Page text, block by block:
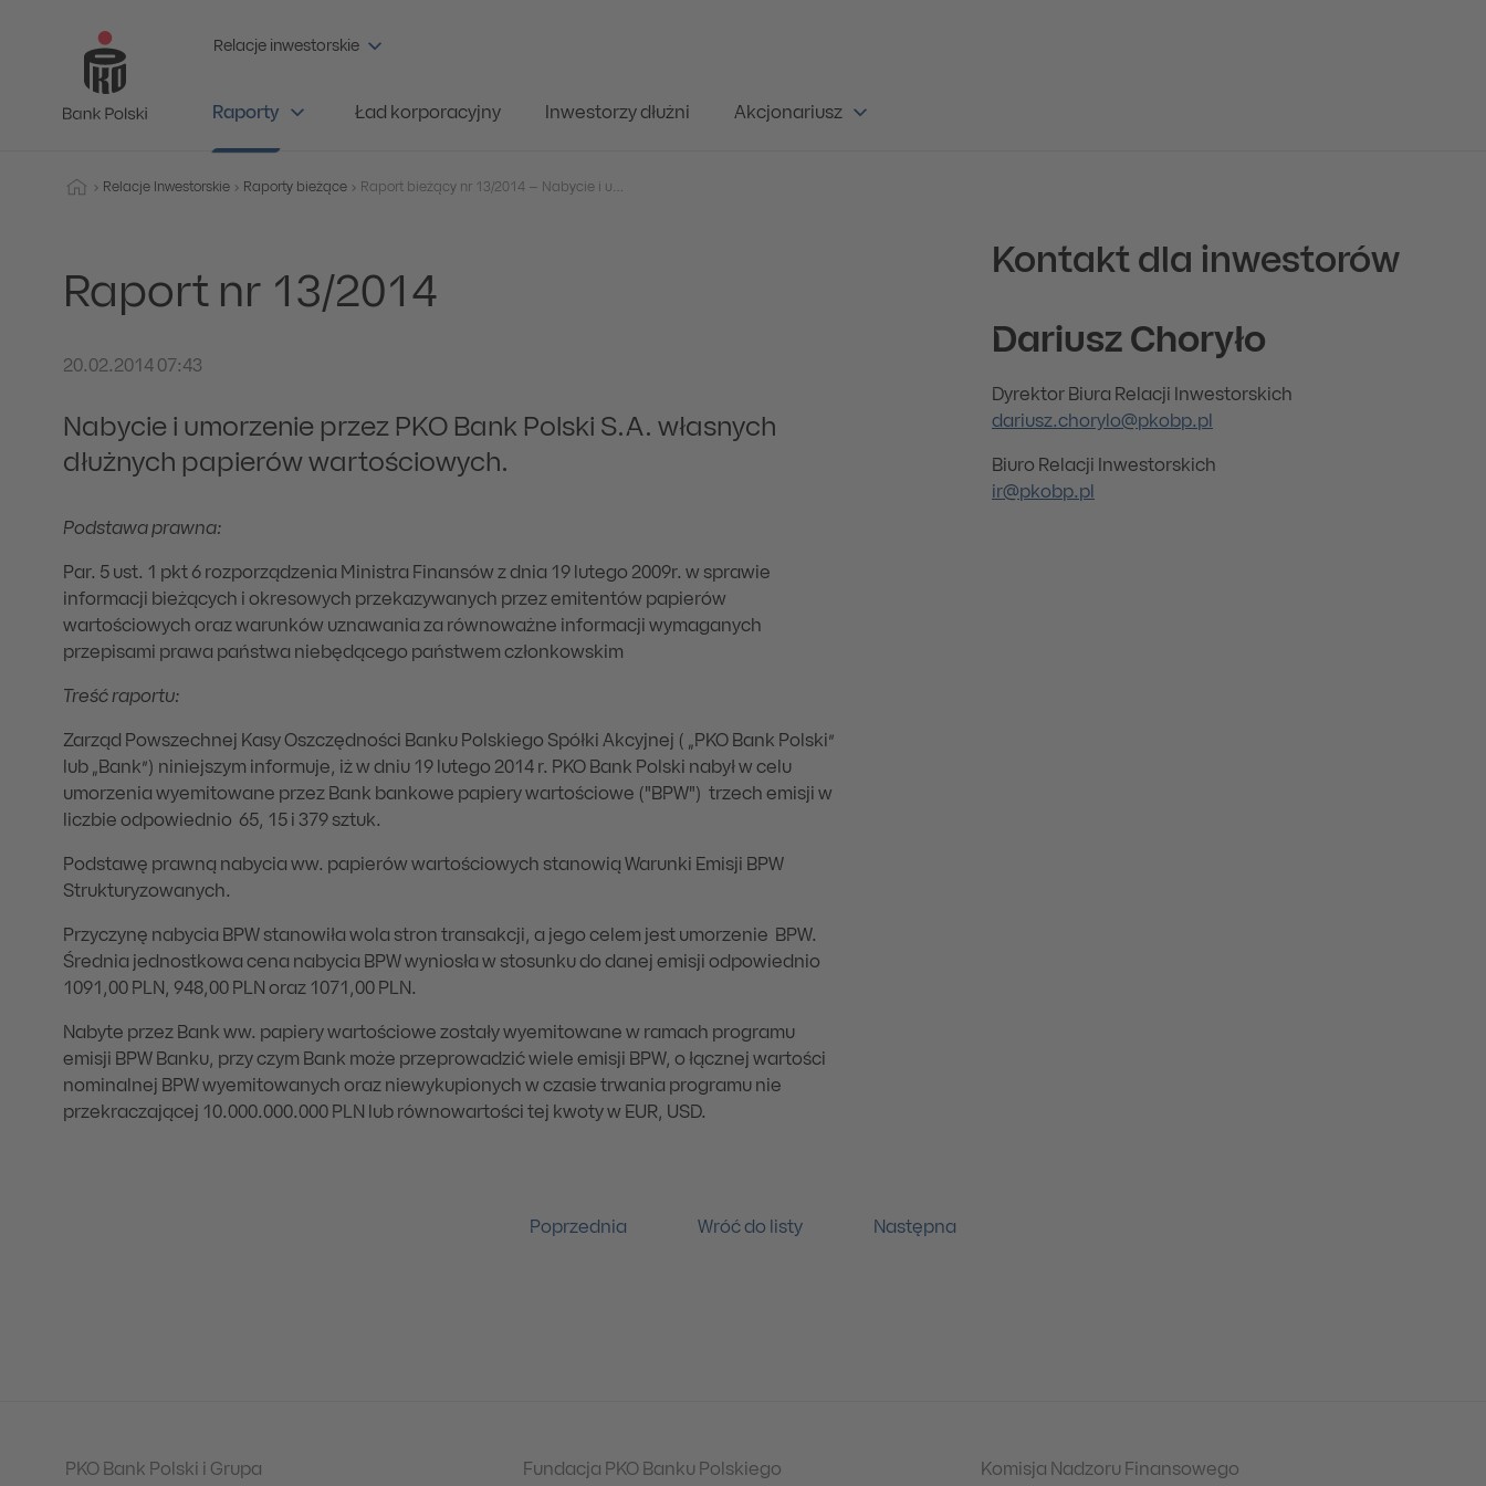
Relacje inwestorskie
Raporty Ład korporacyjny Inwestorzy dłużni Akcjonariusz
Relacje Inwestorskie Raporty bieżące
Raport nr 13/2014
20.02.2014 07:43
Nabycie i umorzenie przez PKO Bank Polski S.A. własnych
dłużnych papierów wartościowych.
Podstawa prawna:
Par. 5 ust. 1 pkt 6 rozporządzenia Ministra Finansów z dnia 19 lutego 2009r. w sprawie
informacji bieżących i okresowych przekazywanych przez emitentów papierów
wartościowych oraz warunków uznawania za równoważne informacji wymaganych
przepisami prawa państwa niebędącego państwem członkowskim
Treść raportu:
Zarząd Powszechnej Kasy Oszczędności Banku Polskiego Spółki Akcyjnej ( „PKO Bank Polski”
lub „Bank”) niniejszym informuje, iż w dniu 19 lutego 2014 r. PKO Bank Polski nabył w celu
umorzenia wyemitowane przez Bank bankowe papiery wartościowe ("BPW") trzech emisji w
liczbie odpowiednio 65, 15 i 379 sztuk.
Podstawę prawną nabycia ww. papierów wartościowych stanowią Warunki Emisji BPW
Strukturyzowanych.
Przyczynę nabycia BPW stanowiła wola stron transakcji, a jego celem jest umorzenie BPW.
Średnia jednostkowa cena nabycia BPW wyniosła w stosunku do danej emisji odpowiednio
1091,00 PLN, 948,00 PLN oraz 1071,00 PLN.
Nabyte przez Bank ww. papiery wartościowe zostały wyemitowane w ramach programu
emisji BPW Banku, przy czym Bank może przeprowadzić wiele emisji BPW, o łącznej wartości
nominalnej BPW wyemitowanych oraz niewykupionych w czasie trwania programu nie
przekraczającej 10.000.000.000 PLN lub równowartości tej kwoty w EUR, USD.
Kontakt dla inwestorów
Dariusz Choryło
Dyrektor Biura Relacji Inwestorskich
dariusz.chorylo@pkobp.pl
Biuro Relacji Inwestorskich
ir@pkobp.pl
Poprzednia Wróć do listy Następna
PKO Bank Polski i Grupa Fundacja PKO Banku Polskiego Komisja Nadzoru Finansowego